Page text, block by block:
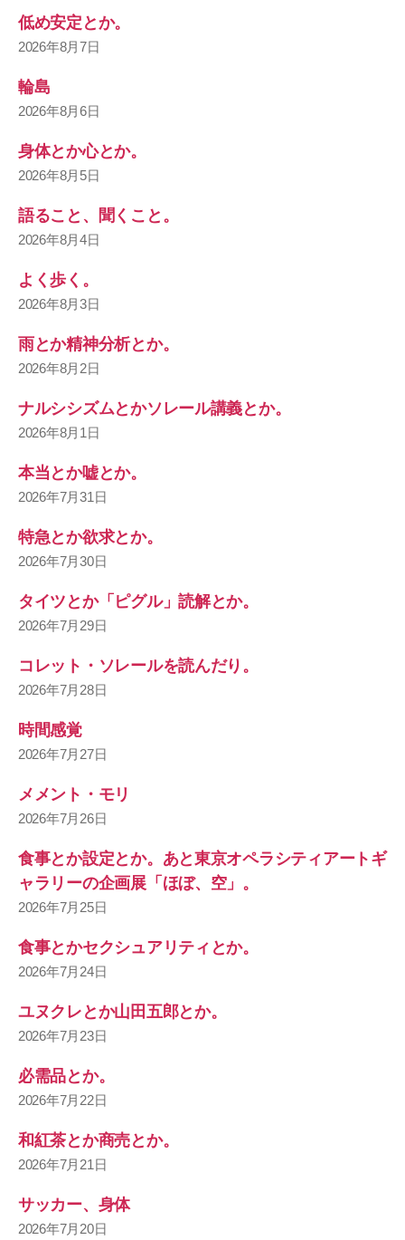
低め安定とか。
2026年8月7日
輪島
2026年8月6日
身体とか心とか。
2026年8月5日
語ること、聞くこと。
2026年8月4日
よく歩く。
2026年8月3日
雨とか精神分析とか。
2026年8月2日
ナルシシズムとかソレール講義とか。
2026年8月1日
本当とか嘘とか。
2026年7月31日
特急とか欲求とか。
2026年7月30日
タイツとか「ピグル」読解とか。
2026年7月29日
コレット・ソレールを読んだり。
2026年7月28日
時間感覚
2026年7月27日
メメント・モリ
2026年7月26日
食事とか設定とか。あと東京オペラシティアートギ
ャラリーの企画展「ほぼ、空」。
2026年7月25日
食事とかセクシュアリティとか。
2026年7月24日
ユヌクレとか山田五郎とか。
2026年7月23日
必需品とか。
2026年7月22日
和紅茶とか商売とか。
2026年7月21日
サッカー、身体
2026年7月20日